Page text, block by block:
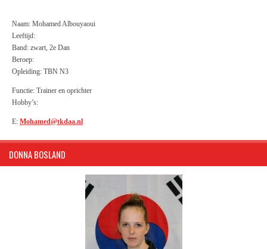
Naam: Mohamed Albouyaoui
Leeftijd:
Band: zwart, 2e Dan
Beroep:
Opleiding: TBN N3
Functie: Trainer en oprichter
Hobby’s:
E: Mohamed@tkdaa.nl
DONNA BOSLAND